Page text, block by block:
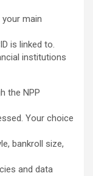
main
is linked to.
institutions
the NPP
Your choice
bankroll size,
and data